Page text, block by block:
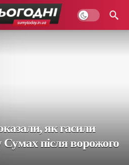
як гасили
після ворожого